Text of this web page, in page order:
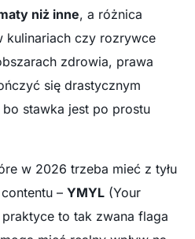
niż inne, a różnica
kulinariach czy rozrywce
zdrowia, prawa
się drastycznym
stawka jest po prostu
w 2026 trzeba mieć z tyłu
–YMYL (Your
to tak zwana flaga